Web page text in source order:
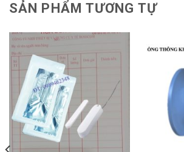
SẢN PHẨM TƯƠNG TỰ